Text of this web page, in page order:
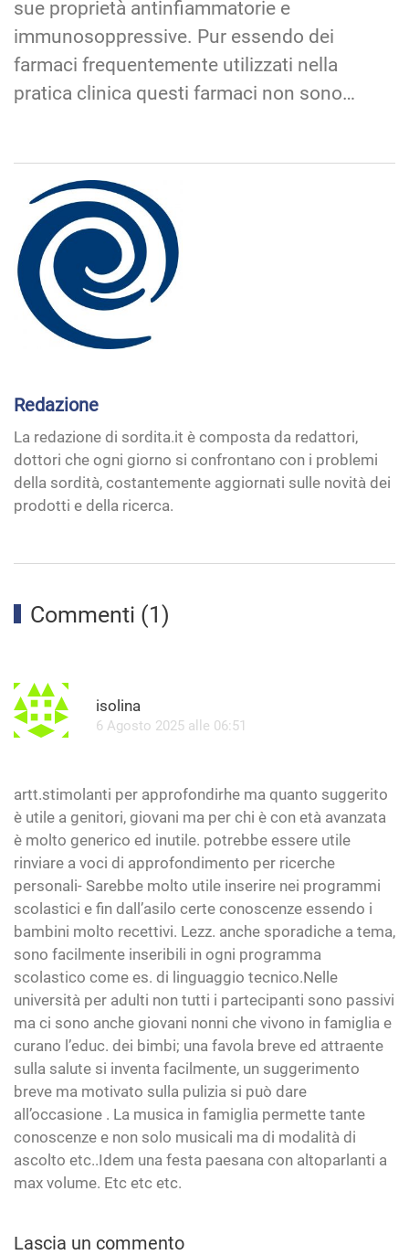
sue proprietà antinfiammatorie e
immunosoppressive. Pur essendo dei
farmaci frequentemente utilizzati nella
pratica clinica questi farmaci non sono…
Redazione
La redazione di sordita.it è composta da redattori,
dottori che ogni giorno si confrontano con i problemi
della sordità, costantemente aggiornati sulle novità dei
prodotti e della ricerca.
Commenti (1)
isolina
6 Agosto 2025 alle 06:51
artt.stimolanti per approfondirhe ma quanto suggerito
è utile a genitori, giovani ma per chi è con età avanzata
è molto generico ed inutile. potrebbe essere utile
rinviare a voci di approfondimento per ricerche
personali- Sarebbe molto utile inserire nei programmi
scolastici e fin dall’asilo certe conoscenze essendo i
bambini molto recettivi. Lezz. anche sporadiche a tema,
sono facilmente inseribili in ogni programma
scolastico come es. di linguaggio tecnico.Nelle
università per adulti non tutti i partecipanti sono passivi
ma ci sono anche giovani nonni che vivono in famiglia e
curano l’educ. dei bimbi; una favola breve ed attraente
sulla salute si inventa facilmente, un suggerimento
breve ma motivato sulla pulizia si può dare
all’occasione . La musica in famiglia permette tante
conoscenze e non solo musicali ma di modalità di
ascolto etc..Idem una festa paesana con altoparlanti a
max volume. Etc etc etc.
Lascia un commento